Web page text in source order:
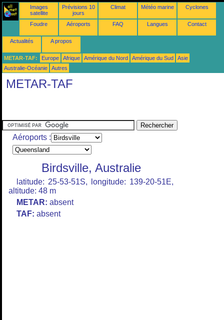
Images
satellite
Prévisions 10
jours
Climat Météo marine Cyclones
Foudre Aéroports FAQ Langues Contact
Actualités A propos
METAR-TAF: Europe Afrique Amérique du Nord Amérique du Sud
Asie
Australie-Océanie
Autres
METAR-TAF
Aéroports :
Birdsville, Australie
latitude: 25-53-51S, longitude: 139-20-51E,
altitude: 48 m
METAR: absent
TAF: absent